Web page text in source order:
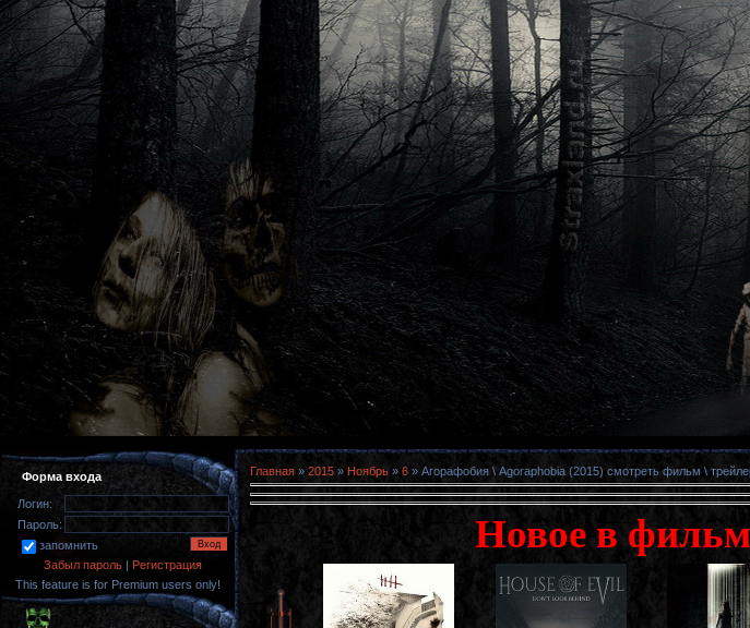
Форма входа
Логин:
Пароль:
запомнить
Забыл пароль | Регистрация
This feature is for Premium users only!
Главная » 2015 » Ноябрь » 6 » Агорафобия \ Agoraphobia (2015) смотреть фильм \
Новое в